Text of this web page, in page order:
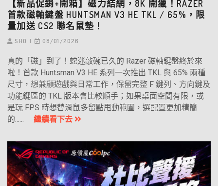
【新品促銷+開箱】磁力結網，8K 開獵！RAZER
首款磁軸鍵盤 HUNTSMAN V3 HE TKL / 65%，限
量加送 CS2 聯名鼠墊！
SHO 08/01/2026
真的「磁」到了！蛇迷敲碗已久的 Razer 磁軸鍵盤終於來
啦！首款 Huntsman V3 HE 系列一次推出 TKL 與 65% 兩種
尺寸，想兼顧遊戲與日常工作，保留完整 F 鍵列、方向鍵及
功能鍵區的 TKL 版本會比較順手；如果桌面空間有限，或
是玩 FPS 時想替滑鼠多留點甩動範圍，選配置更加精簡
的...... 繼續看下去